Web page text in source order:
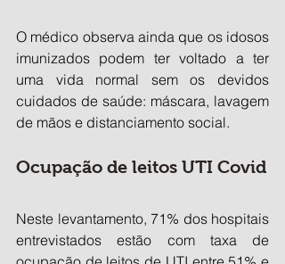
O médico observa ainda que os idosos
imunizados podem ter voltado a ter
uma vida normal sem os devidos
cuidados de saúde: máscara, lavagem
de mãos e distanciamento social.
Ocupação de leitos UTI Covid
Neste levantamento, 71% dos hospitais
entrevistados estão com taxa de